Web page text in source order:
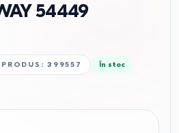
54449
:399557 În stoc